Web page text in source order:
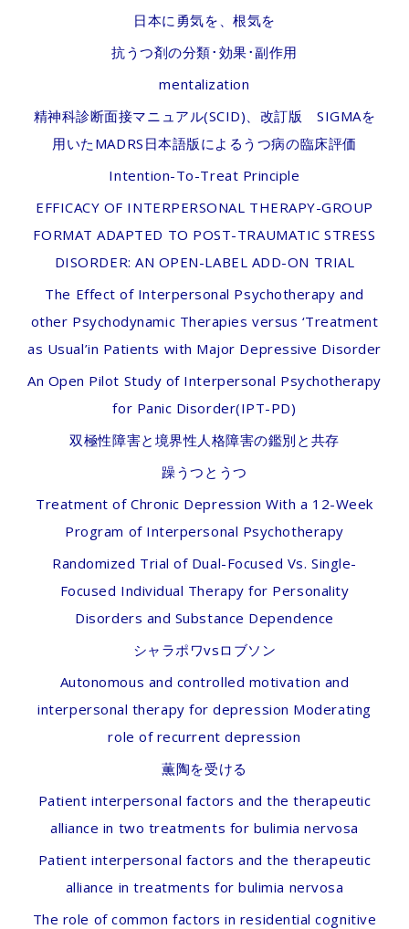
日本に勇気を、根気を
抗うつ剤の分類･効果･副作用
mentalization
精神科診断面接マニュアル(SCID)、改訂版 SIGMAを
用いたMADRS日本語版によるうつ病の臨床評価
Intention-To-Treat Principle
EFFICACY OF INTERPERSONAL THERAPY-GROUP
FORMAT ADAPTED TO POST-TRAUMATIC STRESS
DISORDER: AN OPEN-LABEL ADD-ON TRIAL
The Effect of Interpersonal Psychotherapy and
other Psychodynamic Therapies versus ‘Treatment
as Usual’in Patients with Major Depressive Disorder
An Open Pilot Study of Interpersonal Psychotherapy
for Panic Disorder(IPT-PD)
双極性障害と境界性人格障害の鑑別と共存
躁うつとうつ
Treatment of Chronic Depression With a 12-Week
Program of Interpersonal Psychotherapy
Randomized Trial of Dual-Focused Vs. Single-
Focused Individual Therapy for Personality
Disorders and Substance Dependence
シャラポワvsロブソン
Autonomous and controlled motivation and
interpersonal therapy for depression Moderating
role of recurrent depression
薫陶を受ける
Patient interpersonal factors and the therapeutic
alliance in two treatments for bulimia nervosa
Patient interpersonal factors and the therapeutic
alliance in treatments for bulimia nervosa
The role of common factors in residential cognitive